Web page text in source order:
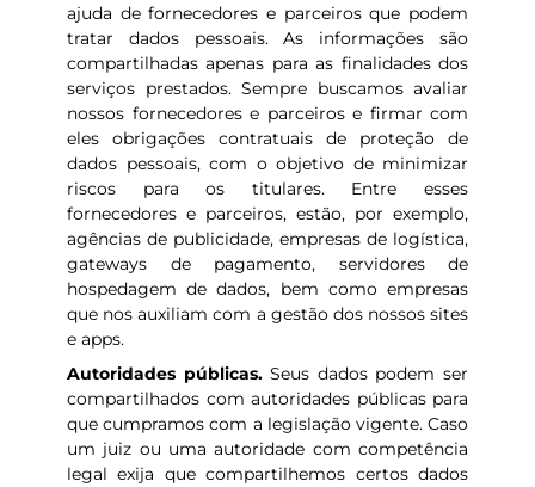
ajuda de fornecedores e parceiros que podem
tratar dados pessoais. As informações são
compartilhadas apenas para as finalidades dos
serviços prestados. Sempre buscamos avaliar
nossos fornecedores e parceiros e firmar com
eles obrigações contratuais de proteção de
dados pessoais, com o objetivo de minimizar
riscos para os titulares. Entre esses
fornecedores e parceiros, estão, por exemplo,
agências de publicidade, empresas de logística,
gateways de pagamento, servidores de
hospedagem de dados, bem como empresas
que nos auxiliam com a gestão dos nossos sites
e apps.
Autoridades públicas.Seus dados podem ser
compartilhados com autoridades públicas para
que cumpramos com a legislação vigente. Caso
um juiz ou uma autoridade com competência
legal exija que compartilhemos certos dados